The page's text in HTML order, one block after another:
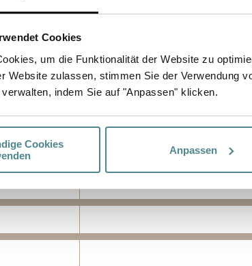
Cookies
um die Funktionalität der Website zu
Website zulassen, stimmen Sie der Verwendung
indem Sie auf "Anpassen" klicken.
Cookies
Anpassen